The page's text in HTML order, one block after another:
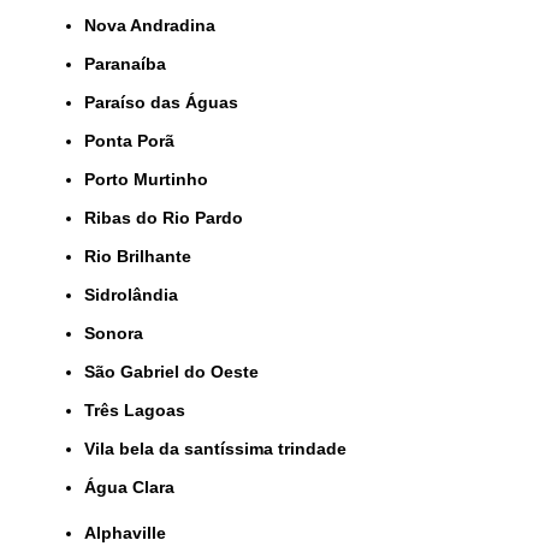
Nova Andradina
Paranaíba
Paraíso das Águas
Ponta Porã
Porto Murtinho
Ribas do Rio Pardo
Rio Brilhante
Sidrolândia
Sonora
São Gabriel do Oeste
Três Lagoas
Vila bela da santíssima trindade
Água Clara
Alphaville